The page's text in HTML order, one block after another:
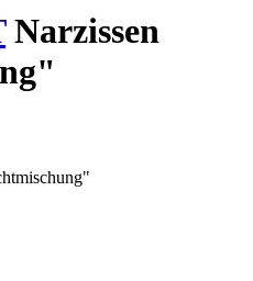
Narzissen